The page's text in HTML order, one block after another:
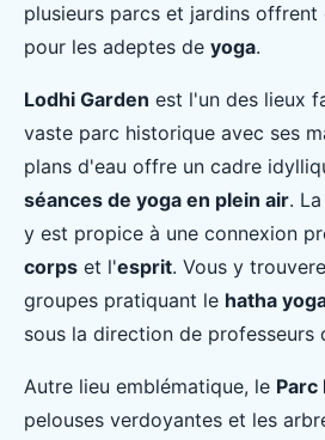
plusieurs parcs et jardins offrent
pour les adeptes de yoga.
Lodhi Garden est l'un des lieux
vaste parc historique avec ses
plans d'eau offre un cadre
séances de yoga en plein air.
y est propice à une connexion
corps et l'esprit. Vous y
groupes pratiquant le hatha
sous la direction de professeurs
Autre lieu emblématique, le Parc
pelouses verdoyantes et les